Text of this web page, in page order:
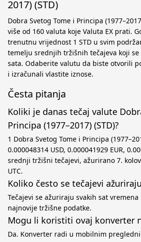
2017) (STD)
Dobra Svetog Tome i Principa
više od 160 valuta koje Valuta EX prati.
trenutnu vrijednost 1 STD u svim
temelju srednjih tržišnih tečajeva koji se
sata. Odaberite valutu da biste otvorili
i izračunali vlastite iznose.
Česta pitanja
Koliki je danas tečaj valute
Principa (1977–2017) (STD)?
1 Dobra Svetog Tome i Principa
0.000048314 USD, 0.000041929 EUR,
srednji tržišni tečajevi, ažurirano 7.
UTC.
Koliko često se tečajevi
Tečajevi se ažuriraju svakih sat
najnovije tržišne podatke.
Mogu li koristiti ovaj konverter
Da. Konverter radi u mobilnim